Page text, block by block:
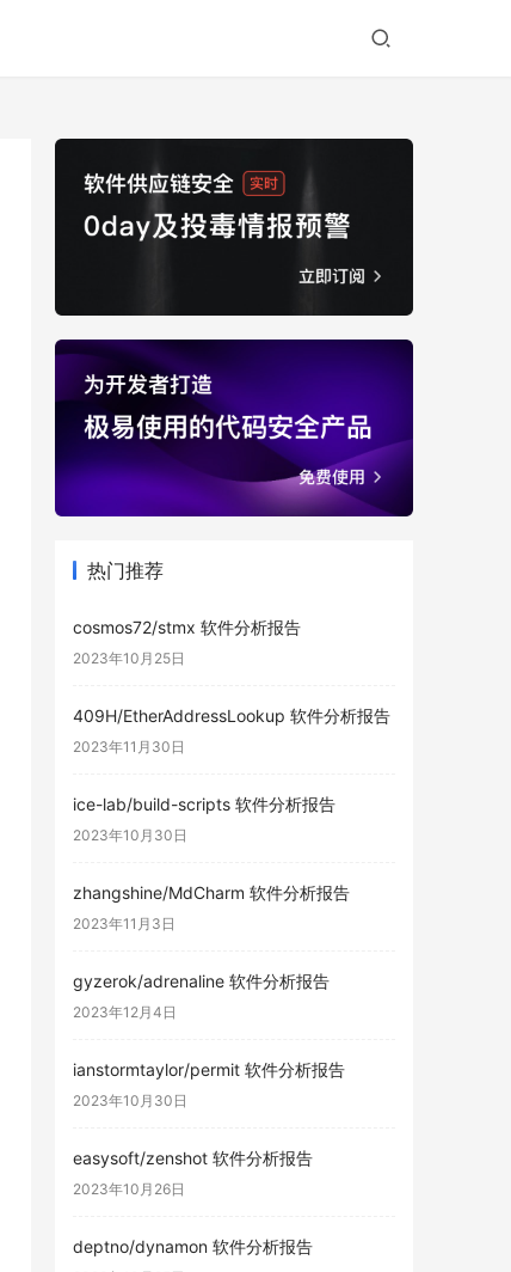
热门推荐
cosmos72/stmx 软件分析报告
2023年10月25日
409H/EtherAddressLookup 软件分析报告
2023年11月30日
ice-lab/build-scripts 软件分析报告
2023年10月30日
zhangshine/MdCharm 软件分析报告
2023年11月3日
gyzerok/adrenaline 软件分析报告
2023年12月4日
ianstormtaylor/permit 软件分析报告
2023年10月30日
easysoft/zenshot 软件分析报告
2023年10月26日
deptno/dynamon 软件分析报告